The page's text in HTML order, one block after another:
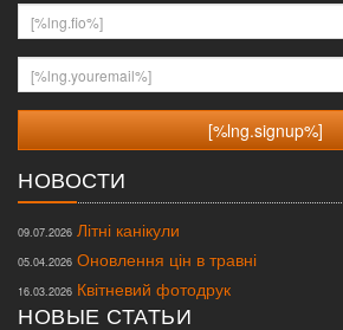
[%lng.fio%]
[%lng.youremail%]
НОВОСТИ
09.07.2026 Літні канікули
05.04.2026 Оновлення цін в травні
16.03.2026 Квітневий фотодрук
НОВЫЕ СТАТЬИ